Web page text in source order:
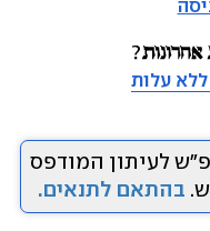
ללא עלות
לעיתון המודפס
בהתאם לתנאים.